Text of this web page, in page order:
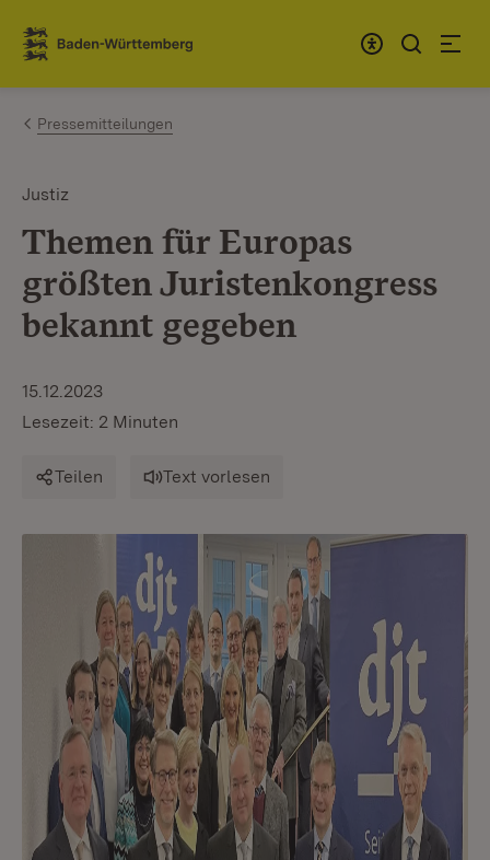
Zum Inhalt springen
Link zur Startseite
Pressemitteilungen
Justiz
Themen für Europas
größten Juristenkongress
bekannt gegeben
15.12.2023
Lesezeit: 2 Minuten
Teilen Text vorlesen